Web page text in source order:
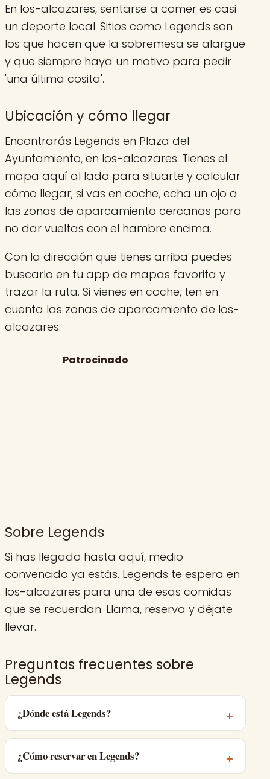
En los-alcazares, sentarse a comer es casi
un deporte local. Sitios como Legends son
los que hacen que la sobremesa se alargue
y que siempre haya un motivo para pedir
'una última cosita'.
Ubicación y cómo llegar
Encontrarás Legends en Plaza del
Ayuntamiento, en los-alcazares. Tienes el
mapa aquí al lado para situarte y calcular
cómo llegar; si vas en coche, echa un ojo a
las zonas de aparcamiento cercanas para
no dar vueltas con el hambre encima.
Con la dirección que tienes arriba puedes
buscarlo en tu app de mapas favorita y
trazar la ruta. Si vienes en coche, ten en
cuenta las zonas de aparcamiento de los-
alcazares.
Sobre Legends
Si has llegado hasta aquí, medio
convencido ya estás. Legends te espera en
los-alcazares para una de esas comidas
que se recuerdan. Llama, reserva y déjate
llevar.
Preguntas frecuentes sobre
Legends
¿Dónde está Legends?
¿Cómo reservar en Legends?